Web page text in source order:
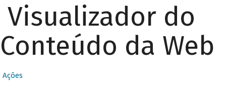
Visualizador do
Conteúdo da Web
Ações